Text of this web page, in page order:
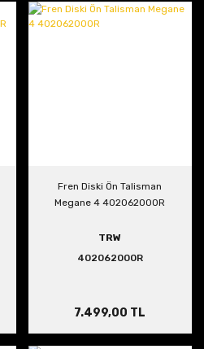
Fren Diski Ön Talisman
Megane 4 402062000R
TRW
402062000R
7.499,00 TL